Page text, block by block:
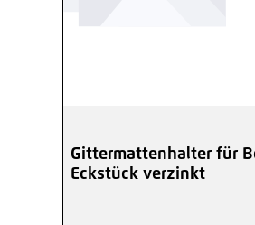
Gittermattenhalter für
Eckstück verzinkt